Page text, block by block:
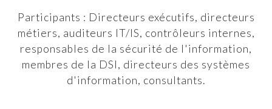
Qui sommes-nous ?
Le Mag
Participants : Directeurs exécutifs, directeurs
métiers, auditeurs IT/IS, contrôleurs internes,
responsables de la sécurité de l'information,
membres de la DSI, directeurs des systèmes
d'information, consultants.